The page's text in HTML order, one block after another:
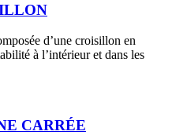
d’une croisillon en
à l’intérieur et dans les
CARRÉE